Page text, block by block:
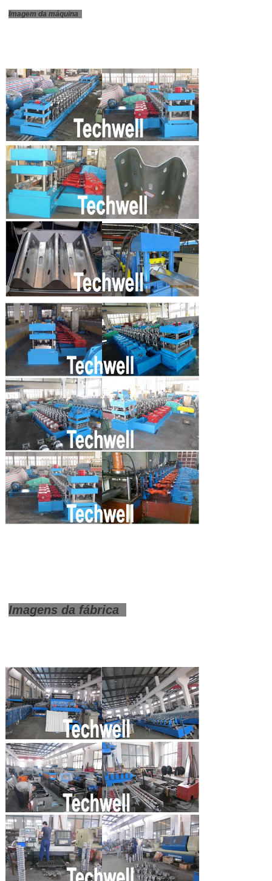
Imagem da máquina
Imagens da fábrica